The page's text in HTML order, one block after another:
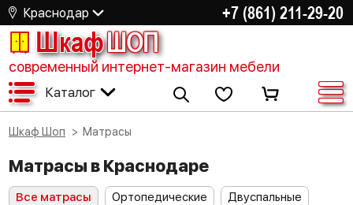
Краснодар +7 (861) 211-29-20
ШкафШОП
современный интернет-магазин мебели
Каталог
Шкаф Шоп Матрасы
Матрасы в Краснодаре
Все матрасы Ортопедические
Двуспальные